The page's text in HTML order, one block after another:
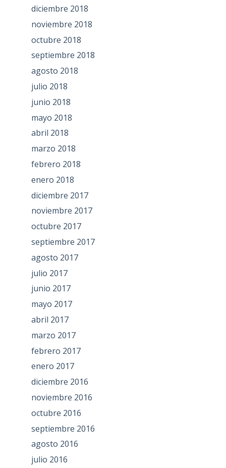
diciembre 2018
noviembre 2018
octubre 2018
septiembre 2018
agosto 2018
julio 2018
junio 2018
mayo 2018
abril 2018
marzo 2018
febrero 2018
enero 2018
diciembre 2017
noviembre 2017
octubre 2017
septiembre 2017
agosto 2017
julio 2017
junio 2017
mayo 2017
abril 2017
marzo 2017
febrero 2017
enero 2017
diciembre 2016
noviembre 2016
octubre 2016
septiembre 2016
agosto 2016
julio 2016